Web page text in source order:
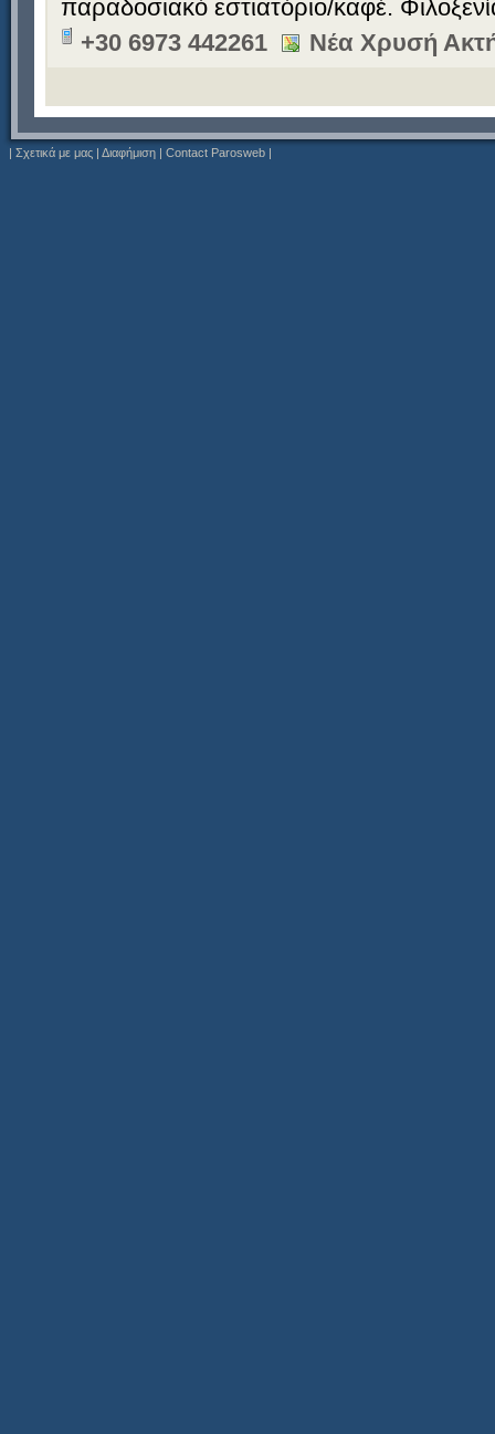
παραδοσιακό εστιατόριο/καφέ.
+30 6973 442261
Νέα Χρυσή
| Σχετικά με μας | Διαφήμιση | Contact Parosweb |